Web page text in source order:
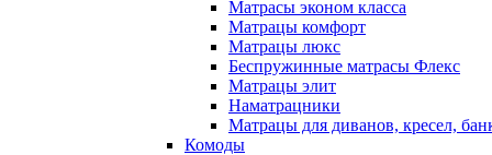
Матрасы эконом класса
Матрацы комфорт
Матрацы люкс
Беспружинные матрасы Флекс
Матрацы элит
Наматрацники
Матрацы для диванов, кресел,
Комоды